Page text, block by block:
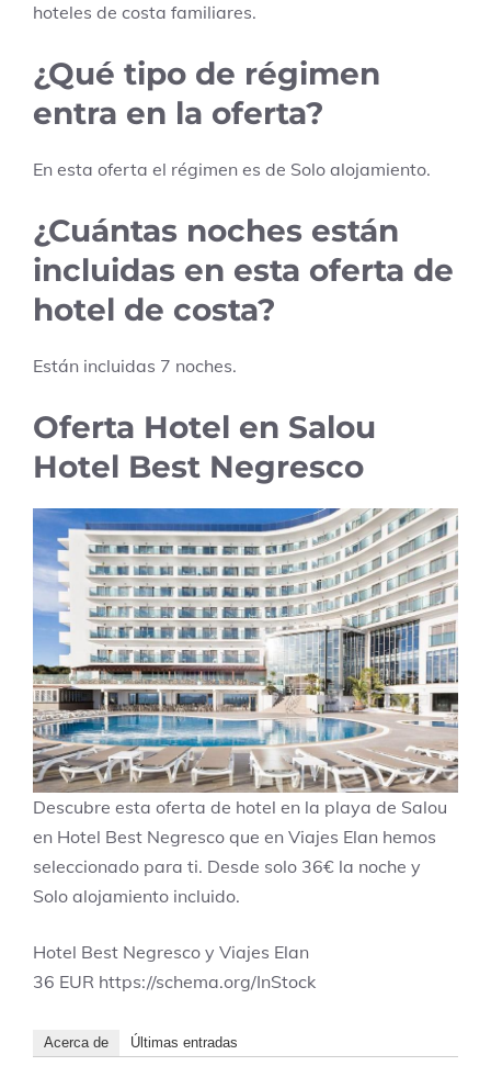
hoteles de costa familiares.
¿Qué tipo de régimen
entra en la oferta?
En esta oferta el régimen es de Solo alojamiento.
¿Cuántas noches están
incluidas en esta oferta de
hotel de costa?
Están incluidas 7 noches.
Oferta Hotel en Salou
Hotel Best Negresco
Descubre esta oferta de hotel en la playa de Salou
en Hotel Best Negresco que en Viajes Elan hemos
seleccionado para ti. Desde solo 36€ la noche y
Solo alojamiento incluido.
Hotel Best Negresco y Viajes Elan
36 EUR https://schema.org/InStock
Acerca de Últimas entradas